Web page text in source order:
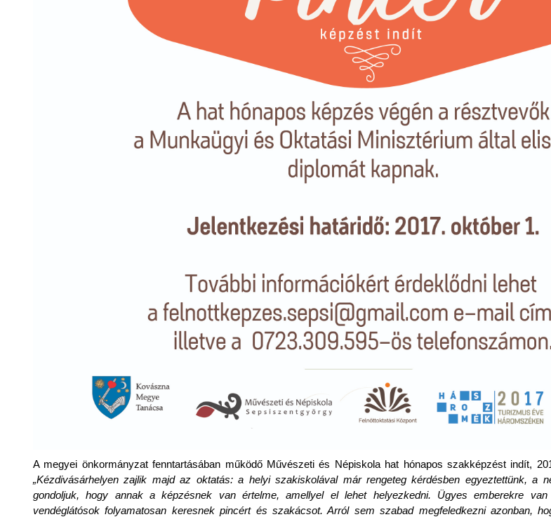
A megyei önkormányzat fenntartásában működő Művészeti és Népiskola hat hónapos szakképzést indít,
„Kézdivásárhelyen zajlik majd az oktatás: a helyi szakiskolával már rengeteg kérdésben egyeztettünk, a
gondoljuk, hogy annak a képzésnek van értelme, amellyel el lehet helyezkedni. Ügyes emberekre
vendéglátósok folyamatosan keresnek pincért és szakácsot. Arról sem szabad megfeledkezni azonban,